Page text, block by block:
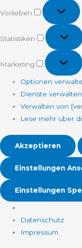
Vorlieben
Vorlieben
Statistiken
Statistiken
Marketing
Marketing
Optionen
Dienste verwalten
Verwalten von
Lese mehr über
Akzeptieren
Einstellungen
Einstellungen
Datenschutz
Impressum